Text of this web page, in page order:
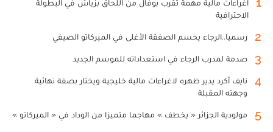
اغراءات مالية مهمة تقرب بوفال من اللحاق بزياش في البطولة
الاحترافية
2 رسميا..الرجاء يحسم الصفقة الأغلى في الميركاتو الصيفي
3 صدمة لمدرب الرجاء في استعداداته للموسم الجديد
4
نايف أكرد يدير ظهره لاغراءات مالية خليجية ويختار بصفة نهائية
وجهته المقبلة
5 مولودية الجزائر « يخطف » مهاجما متميزا من الوداد في « الميركاتو »